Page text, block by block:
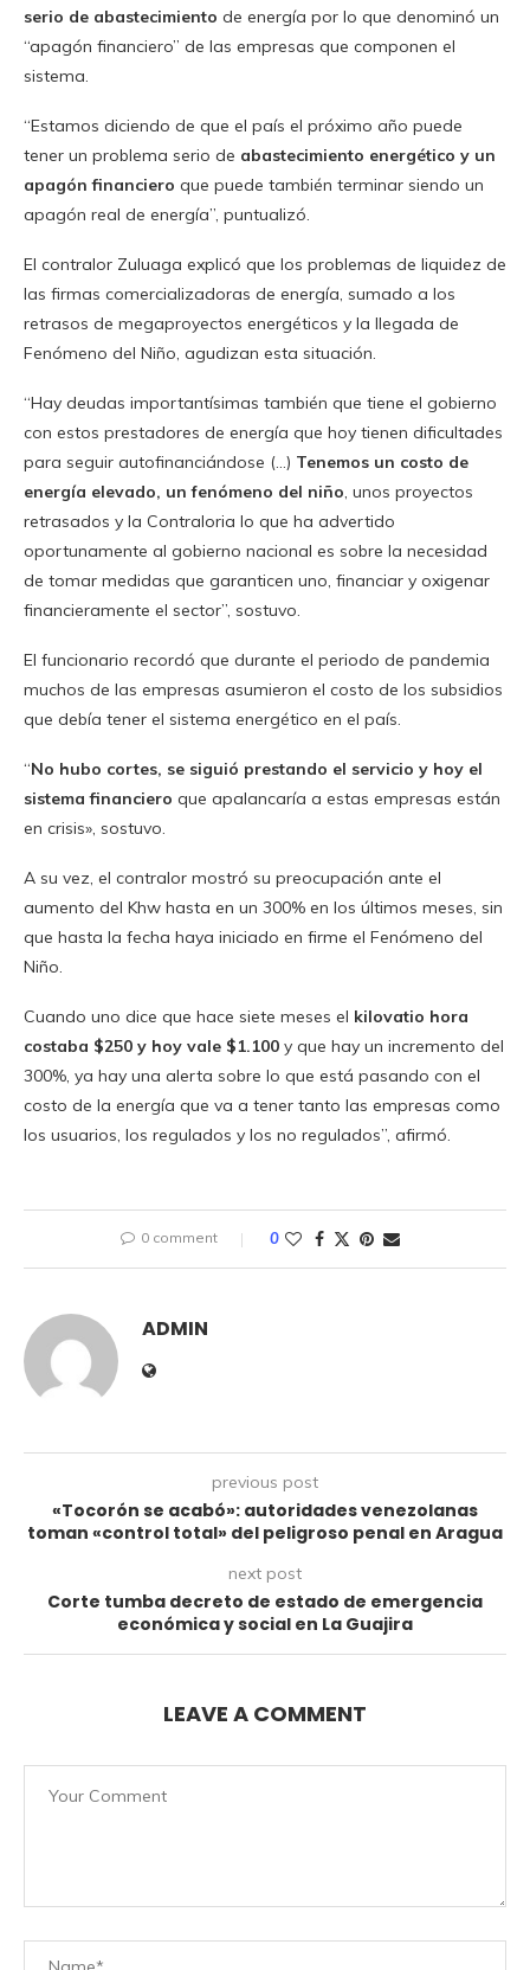
serio de abastecimiento de energía por lo que denominó un
“apagón financiero” de las empresas que componen el
sistema.
“Estamos diciendo de que el país el próximo año puede
tener un problema serio de abastecimiento energético y un
apagón financiero que puede también terminar siendo un
apagón real de energía”, puntualizó.
El contralor Zuluaga explicó que los problemas de liquidez de
las firmas comercializadoras de energía, sumado a los
retrasos de megaproyectos energéticos y la llegada de
Fenómeno del Niño, agudizan esta situación.
“Hay deudas importantísimas también que tiene el gobierno
con estos prestadores de energía que hoy tienen dificultades
para seguir autofinanciándose (…) Tenemos un costo de
energía elevado, un fenómeno del niño , unos proyectos
retrasados y la Contraloria lo que ha advertido
oportunamente al gobierno nacional es sobre la necesidad
de tomar medidas que garanticen uno, financiar y oxigenar
financieramente el sector”, sostuvo.
El funcionario recordó que durante el periodo de pandemia
muchos de las empresas asumieron el costo de los subsidios
que debía tener el sistema energético en el país.
“No hubo cortes, se siguió prestando el servicio y hoy el
sistema financiero que apalancaría a estas empresas están
en crisis», sostuvo.
A su vez, el contralor mostró su preocupación ante el
aumento del Khw hasta en un 300% en los últimos meses, sin
que hasta la fecha haya iniciado en firme el Fenómeno del
Niño.
Cuando uno dice que hace siete meses el kilovatio hora
costaba $250 y hoy vale $1.100 y que hay un incremento del
300%, ya hay una alerta sobre lo que está pasando con el
costo de la energía que va a tener tanto las empresas como
los usuarios, los regulados y los no regulados”, afirmó.
0 comment 0
ADMIN
previous post
«Tocorón se acabó»: autoridades venezolanas
toman «control total» del peligroso penal en Aragua
next post
Corte tumba decreto de estado de emergencia
económica y social en La Guajira
LEAVE A COMMENT